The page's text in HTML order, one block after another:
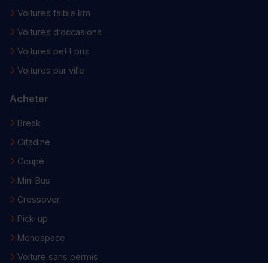
Voitures faible km
Voitures d’occasions
Voitures petit prix
Voitures par ville
Acheter
Break
Citadine
Coupé
Mini Bus
Crossover
Pick-up
Monospace
Voiture sans permis